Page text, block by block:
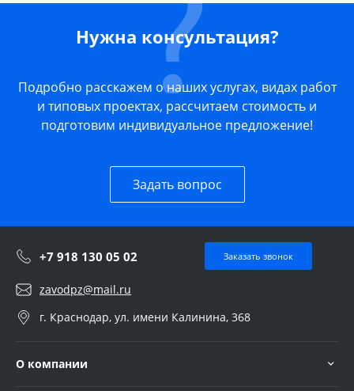
Нужна консультация?
Подробно расскажем о наших услугах, видах работ
и типовых проектах, рассчитаем стоимость и
подготовим индивидуальное предложение!
Задать вопрос
+7 918 130 05 02 Заказать звонок
zavodpz@mail.ru
г. Краснодар, ул. имени Калинина, 368
О компании